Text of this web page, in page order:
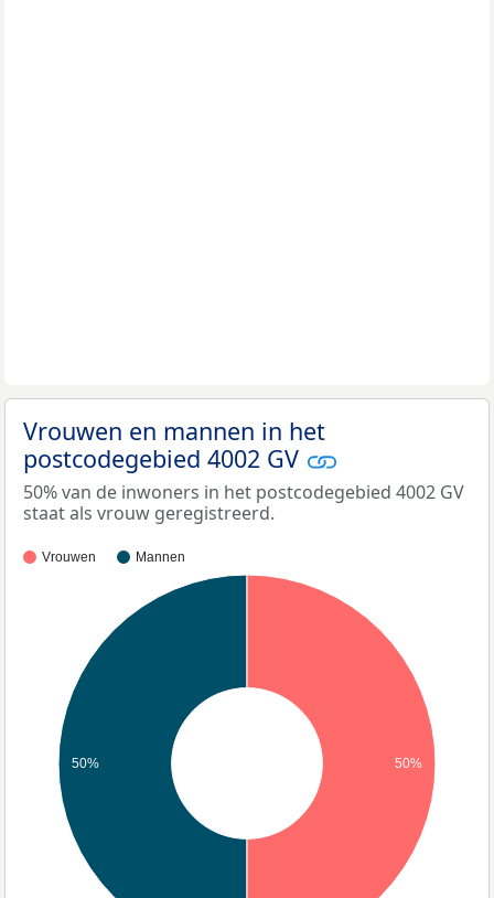
Vrouwen en mannen in het
postcodegebied 4002 GV
50% van de inwoners in het postcodegebied 4002 GV
staat als vrouw geregistreerd.
Vrouwen Mannen
50% 50%